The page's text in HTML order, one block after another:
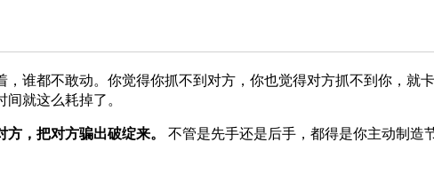
谁都不敢动。你觉得你抓不到对方，你也觉得对方抓不到你，就
就这么耗掉了。
，把对方骗出破绽来。
不管是先手还是后手，都得是你主动制造